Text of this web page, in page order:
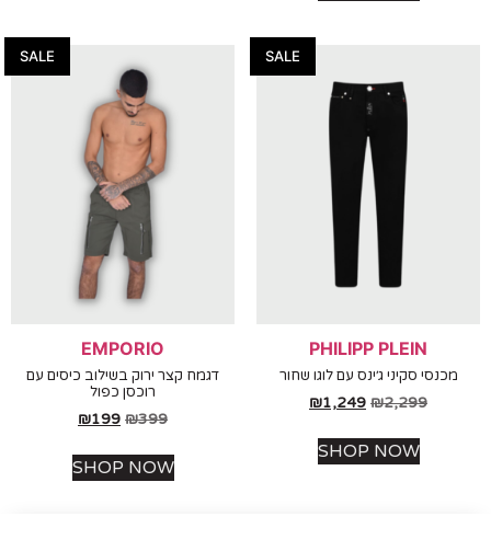
PHILIPP PLEIN
סקיני ג׳ינס עם לוגו שחור
₪2,299
₪1,249
SHOP NOW
EMPORIO
דגמח קצר ירוק בשילוב כיסים עם
רוכסן כפול
₪
₪199
SHOP NOW